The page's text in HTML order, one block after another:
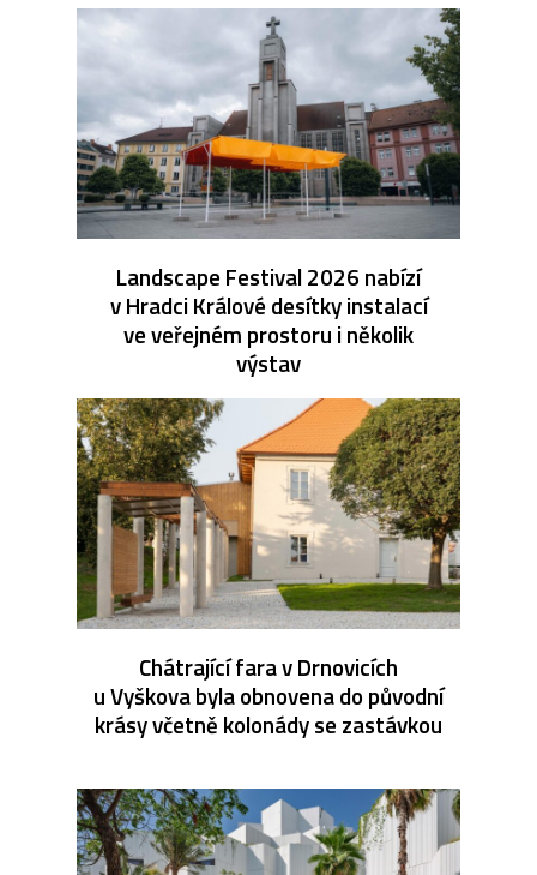
Landscape Festival 2026 nabízí
v Hradci Králové desítky instalací
ve veřejném prostoru i několik
výstav
Chátrající fara v Drnovicích
u Vyškova byla obnovena do původní
krásy včetně kolonády se zastávkou